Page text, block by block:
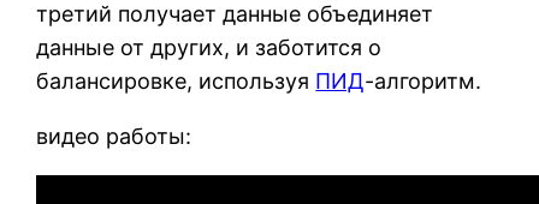
третий получает данные объединяет
данные от других, и заботится о
балансировке, используя ПИД-алгоритм.
видео работы: